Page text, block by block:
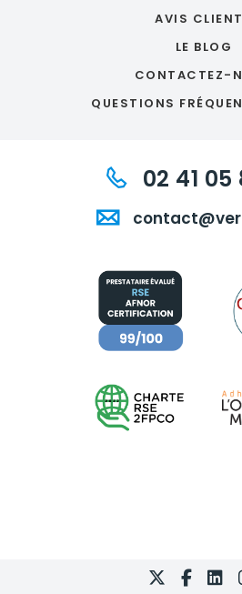
AVIS
LE BLOG
CONTACTEZ-
QUESTIONS
02 41 05